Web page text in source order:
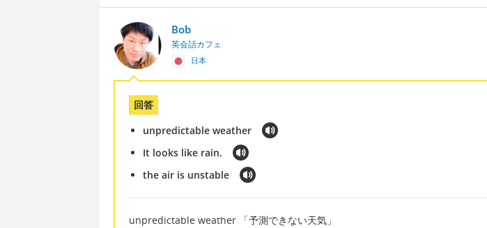
Bob
英会話カフェ
日本
回答
unpredictable weather
It looks like rain.
the air is unstable
unpredictable weather 「予測できない天気」